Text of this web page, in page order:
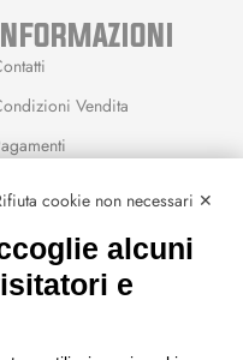
Vendita
cookie non necessari ✕
alcuni
e